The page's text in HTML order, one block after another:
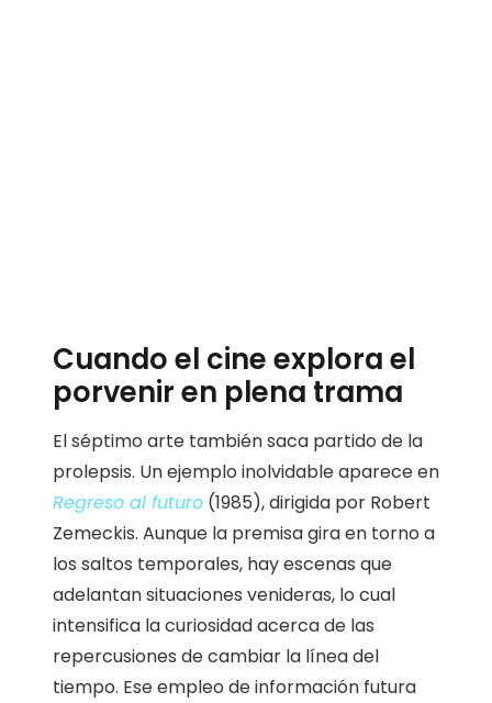
Cuando el cine explora el
porvenir en plena trama
El séptimo arte también saca partido de la
prolepsis. Un ejemplo inolvidable aparece en
Regreso al futuro (1985), dirigida por Robert
Zemeckis. Aunque la premisa gira en torno a
los saltos temporales, hay escenas que
adelantan situaciones venideras, lo cual
intensifica la curiosidad acerca de las
repercusiones de cambiar la línea del
tiempo. Ese empleo de información futura